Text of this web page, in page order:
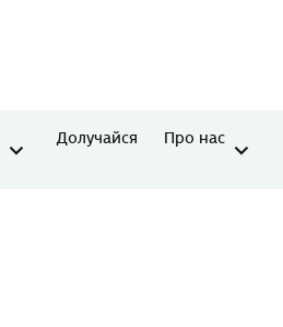
Долучайся Про нас